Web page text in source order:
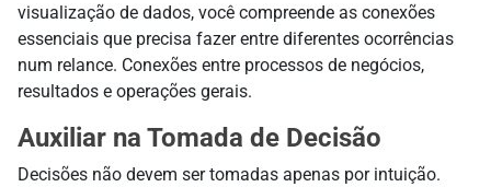
visualização de dados, você compreende as conexões
essenciais que precisa fazer entre diferentes ocorrências
num relance. Conexões entre processos de negócios,
resultados e operações gerais.
Auxiliar na Tomada de Decisão
Decisões não devem ser tomadas apenas por intuição.